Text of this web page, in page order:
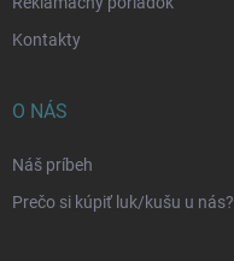
Kontakty
O NÁS
Náš príbeh
Prečo si kúpiť luk/kušu u nás?